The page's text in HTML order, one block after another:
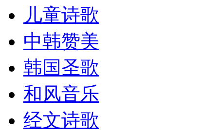
儿童诗歌
中韩赞美
韩国圣歌
和风音乐
经文诗歌